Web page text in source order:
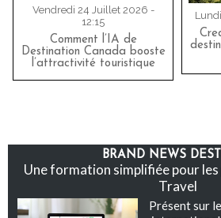
Vendredi 24 Juillet 2026 -
12:15
Comment l’IA de
Destination Canada booste
l’attractivité touristique
BRAND NEWS
Une formation simplifiée pour
Travel
Présent sur